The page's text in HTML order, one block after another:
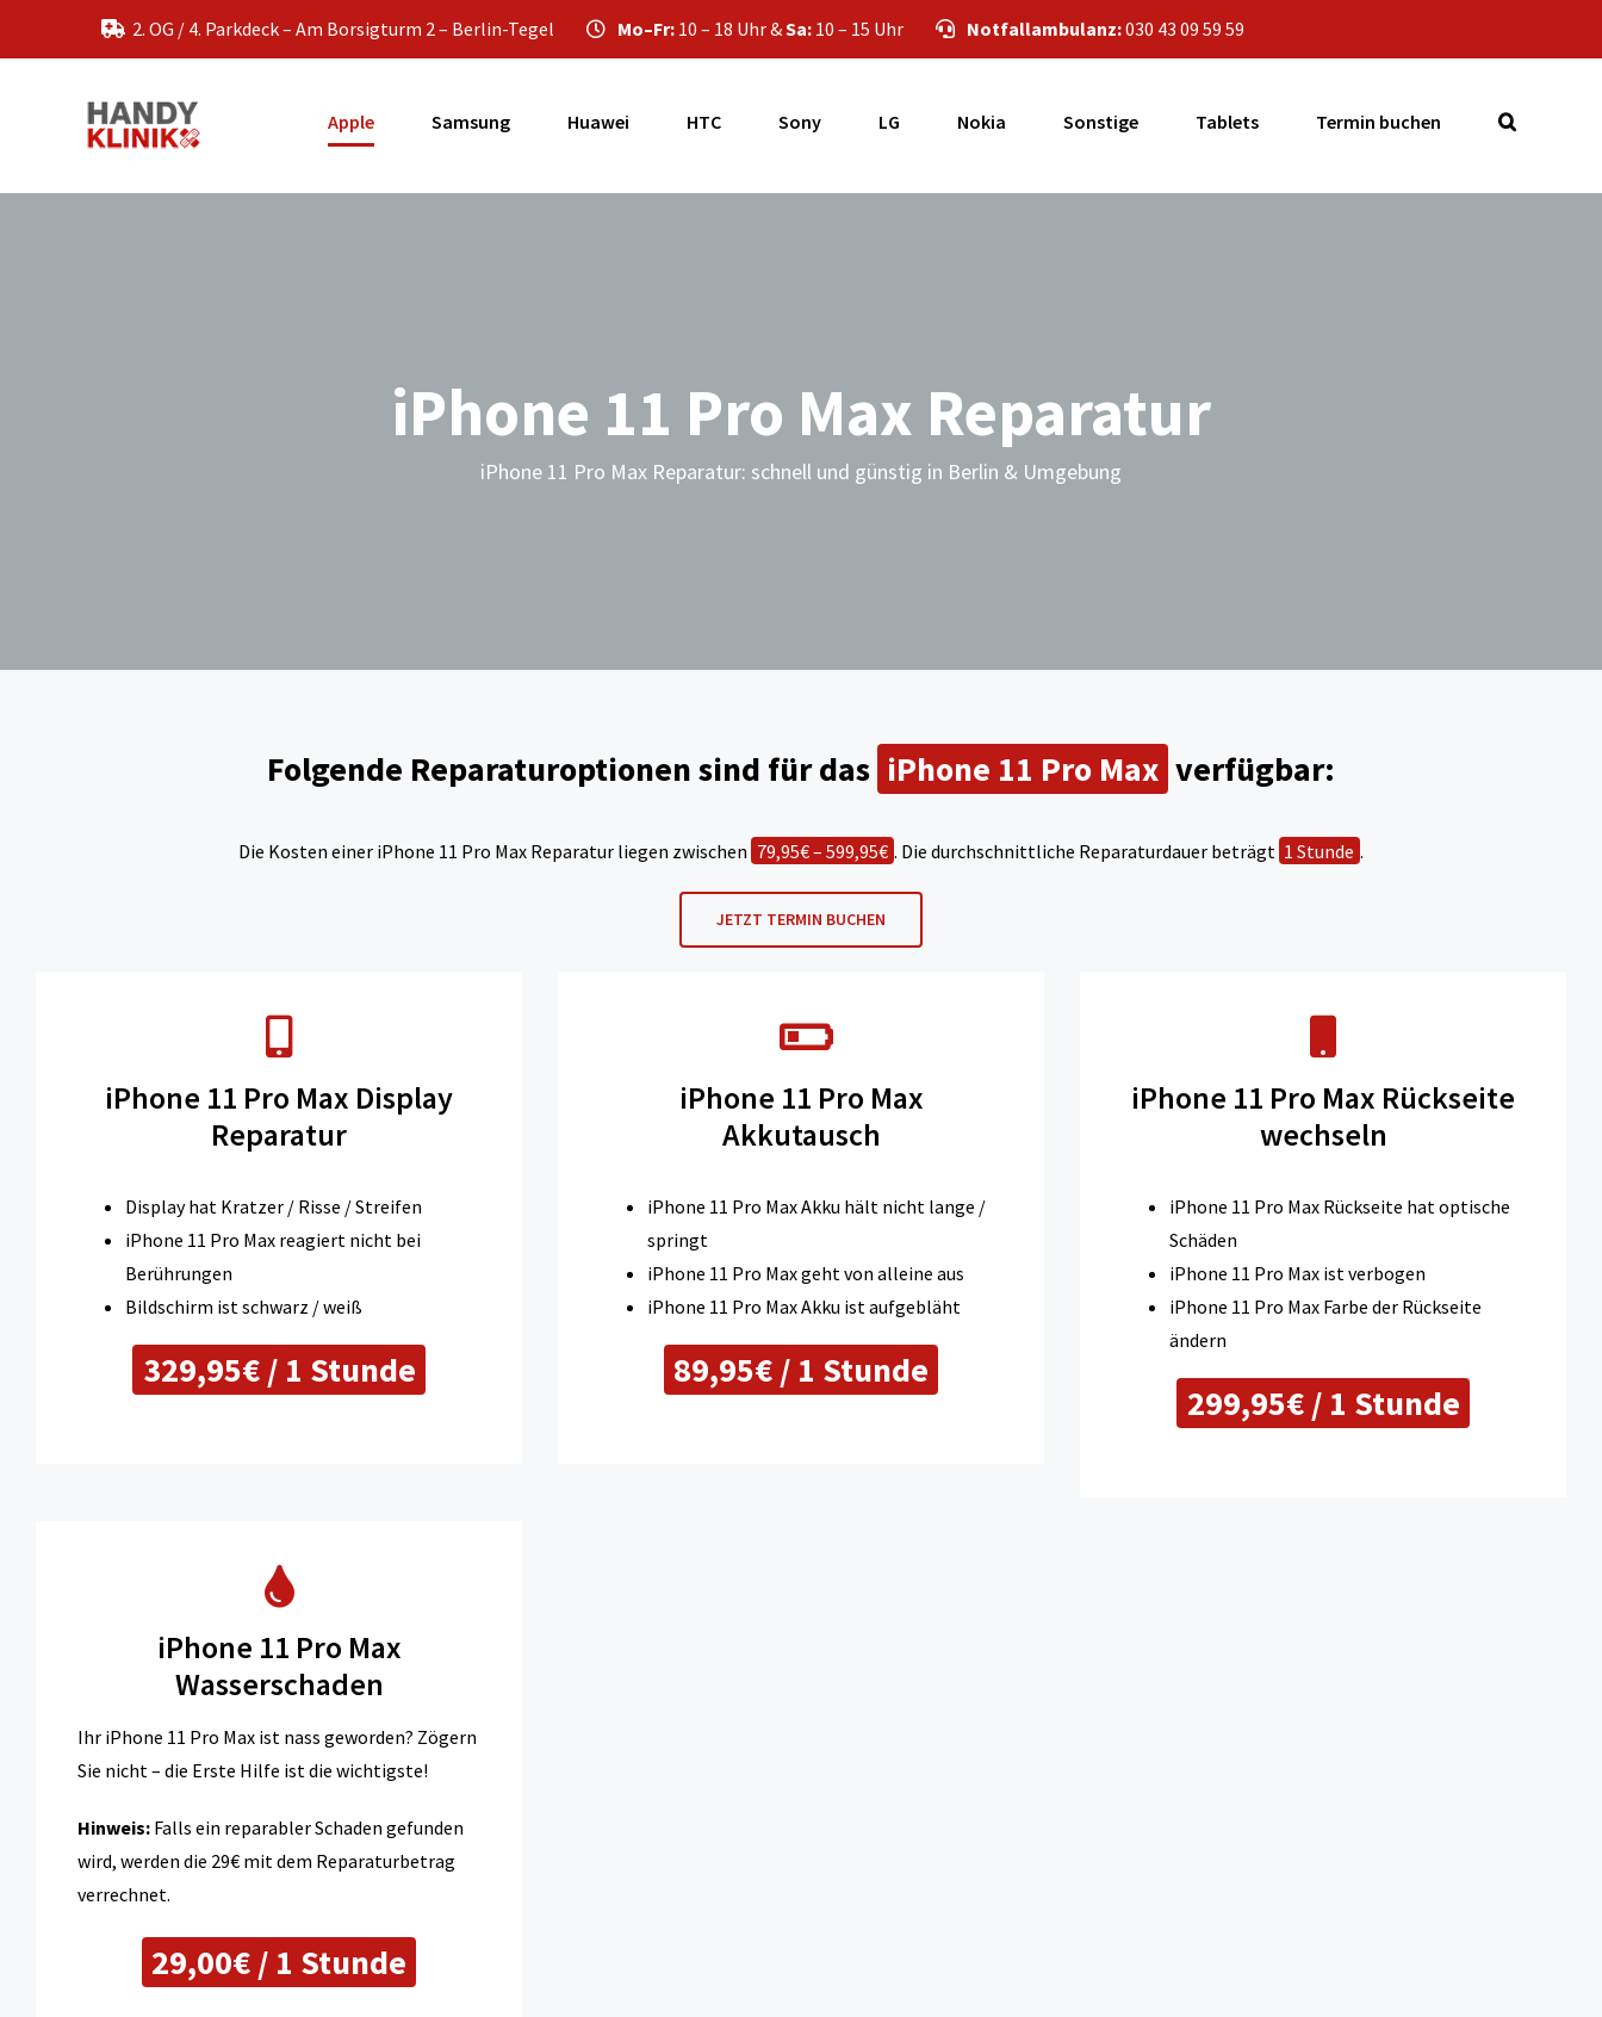
2. OG / 4. Parkdeck – Am Borsigturm 2 – Berlin-Tegel Mo–Fr: 10 – 18 Uhr &Sa: 10 – 15 Uhr Notfallambulanz:030 43 09 59 59
Apple Samsung Huawei HTC Sony LG Nokia Sonstige Tablets Termin buchen
iPhone 11 Pro Max Reparatur
iPhone 11 Pro Max Reparatur: schnell und günstig in Berlin & Umgebung
Folgende Reparaturoptionen sind für das iPhone 11 Pro Max verfügbar:
Die Kosten einer iPhone 11 Pro Max Reparatur liegen zwischen 79,95€ – 599,95€ . Die durchschnittliche Reparaturdauer beträgt 1 Stunde .
JETZT TERMIN BUCHEN
iPhone 11 Pro Max Display
Reparatur
Display hat Kratzer / Risse / Streifen
iPhone 11 Pro Max reagiert nicht bei
Berührungen
Bildschirm ist schwarz / weiß
329,95€ / 1 Stunde
iPhone 11 Pro Max
Akkutausch
iPhone 11 Pro Max Akku hält nicht lange /
springt
iPhone 11 Pro Max geht von alleine aus
iPhone 11 Pro Max Akku ist aufgebläht
89,95€ / 1 Stunde
iPhone 11 Pro Max Rückseite
wechseln
iPhone 11 Pro Max Rückseite hat optische
Schäden
iPhone 11 Pro Max ist verbogen
iPhone 11 Pro Max Farbe der Rückseite
ändern
299,95€ / 1 Stunde
iPhone 11 Pro Max
Wasserschaden
Ihr iPhone 11 Pro Max ist nass geworden? Zögern
Sie nicht – die Erste Hilfe ist die wichtigste!
Hinweis: Falls ein reparabler Schaden gefunden
wird, werden die 29€ mit dem Reparaturbetrag
verrechnet.
29,00€ / 1 Stunde